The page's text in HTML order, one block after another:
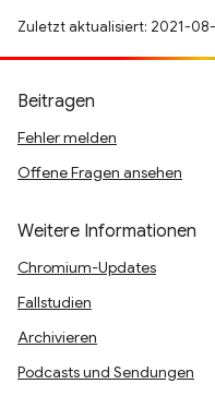
Zuletzt aktualisiert: 2021-08-
Beitragen
Fehler melden
Offene Fragen ansehen
Weitere Informationen
Chromium-Updates
Fallstudien
Archivieren
Podcasts und Sendungen